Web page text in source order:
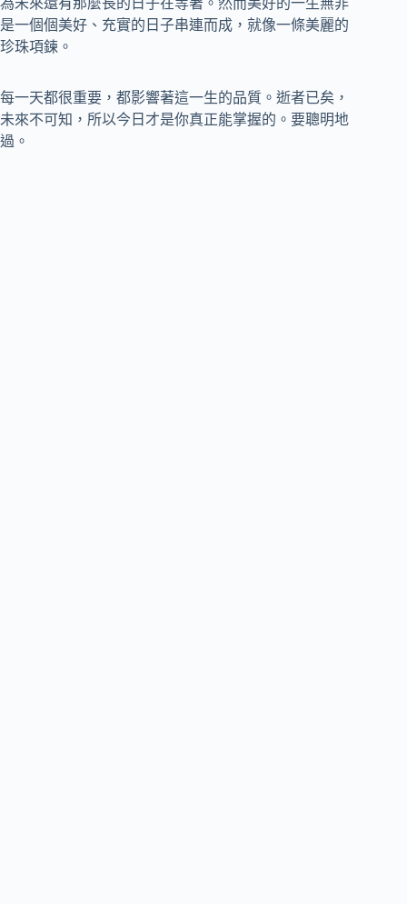
是一個個美好、充實的日子串連而成，就像一條美麗的
珍珠項鍊。
每一天都很重要，都影響著這一生的品質。逝者已矣，
未來不可知，所以今日才是你真正能掌握的。要聰明地
過。